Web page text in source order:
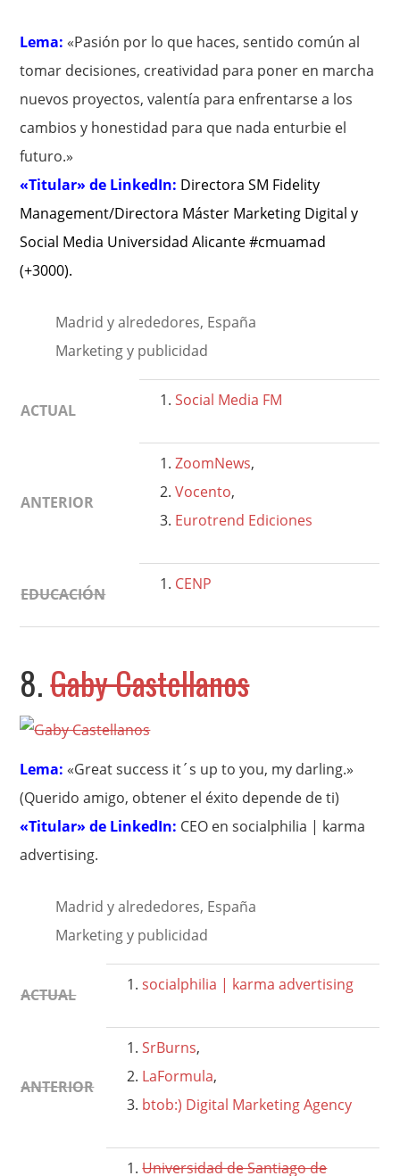
Lema: «Pasión por lo que haces, sentido común al
tomar decisiones, creatividad para poner en marcha
nuevos proyectos, valentía para enfrentarse a los
cambios y honestidad para que nada enturbie el
futuro.»
«Titular» de LinkedIn: Directora SM Fidelity
Management/Directora Máster Marketing Digital y
Social Media Universidad Alicante #cmuamad
(+3000).
Madrid y alrededores, España
Marketing y publicidad
ACTUAL
Social Media FM
ANTERIOR
ZoomNews,
Vocento,
Eurotrend Ediciones
EDUCACIÓN
CENP
8.Gaby Castellanos
Lema: «Great success it´s up to you, my darling.»
(Querido amigo, obtener el éxito depende de ti)
«Titular» de LinkedIn: CEO en socialphilia | karma
advertising.
Madrid y alrededores, España
Marketing y publicidad
ACTUAL
socialphilia | karma advertising
ANTERIOR
SrBurns,
LaFormula,
btob:) Digital Marketing Agency
Universidad de Santiago de